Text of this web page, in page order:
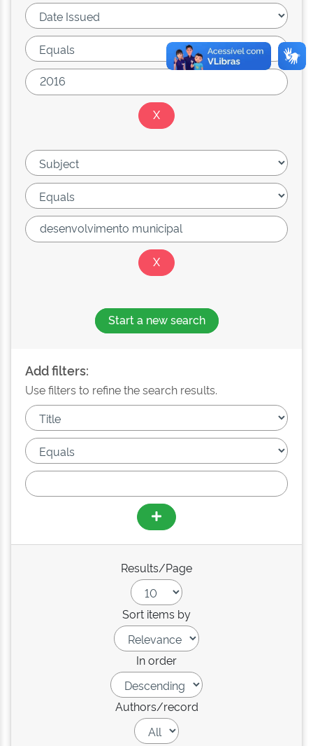
Start a new search
Add filters:
Use filters to refine the search results.
Results/Page
Sort items by
In order
Authors/record